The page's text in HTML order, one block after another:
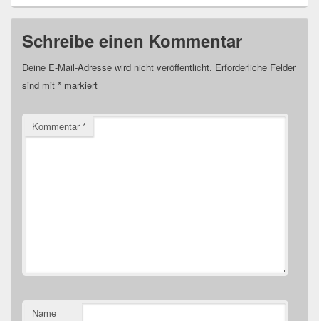
Schreibe einen Kommentar
Deine E-Mail-Adresse wird nicht veröffentlicht. Erforderliche Felder
sind mit * markiert
Kommentar*
Name